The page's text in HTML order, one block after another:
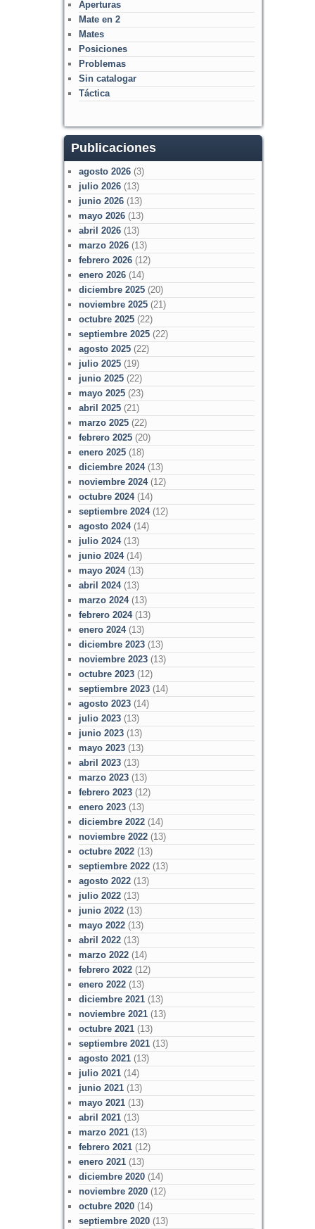
Aperturas
Mate en 2
Mates
Posiciones
Problemas
Sin catalogar
Táctica
Publicaciones
agosto 2026(3)
julio 2026(13)
junio 2026(13)
mayo 2026(13)
abril 2026(13)
marzo 2026(13)
febrero 2026(12)
enero 2026(14)
diciembre 2025(20)
noviembre 2025(21)
octubre 2025(22)
septiembre 2025(22)
agosto 2025(22)
julio 2025(19)
junio 2025(22)
mayo 2025(23)
abril 2025(21)
marzo 2025(22)
febrero 2025(20)
enero 2025(18)
diciembre 2024(13)
noviembre 2024(12)
octubre 2024(14)
septiembre 2024(12)
agosto 2024(14)
julio 2024(13)
junio 2024(14)
mayo 2024(13)
abril 2024(13)
marzo 2024(13)
febrero 2024(13)
enero 2024(13)
diciembre 2023(13)
noviembre 2023(13)
octubre 2023(12)
septiembre 2023(14)
agosto 2023(14)
julio 2023(13)
junio 2023(13)
mayo 2023(13)
abril 2023(13)
marzo 2023(13)
febrero 2023(12)
enero 2023(13)
diciembre 2022(14)
noviembre 2022(13)
octubre 2022(13)
septiembre 2022(13)
agosto 2022(13)
julio 2022(13)
junio 2022(13)
mayo 2022(13)
abril 2022(13)
marzo 2022(14)
febrero 2022(12)
enero 2022(13)
diciembre 2021(13)
noviembre 2021(13)
octubre 2021(13)
septiembre 2021(13)
agosto 2021(13)
julio 2021(14)
junio 2021(13)
mayo 2021(13)
abril 2021(13)
marzo 2021(13)
febrero 2021(12)
enero 2021(13)
diciembre 2020(14)
noviembre 2020(12)
octubre 2020(14)
septiembre 2020(13)